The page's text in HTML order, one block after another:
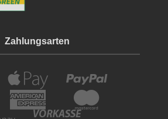
Zahlungsarten